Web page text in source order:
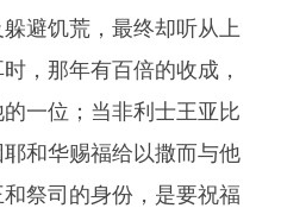
避饥荒，最终却听从上
，那年有百倍的收成，
一位；当非利士王亚比
和华赐福给以撒而与他
祭司的身份，是要祝福